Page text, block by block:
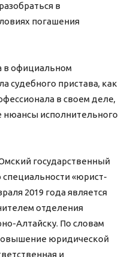
в
погашения
в официальном
судебного пристава, как
в своем деле,
нюансы исполнительного
государственный
специальности «юрист-
2019 года является
отделения
Алтайску. По словам
юридической
и